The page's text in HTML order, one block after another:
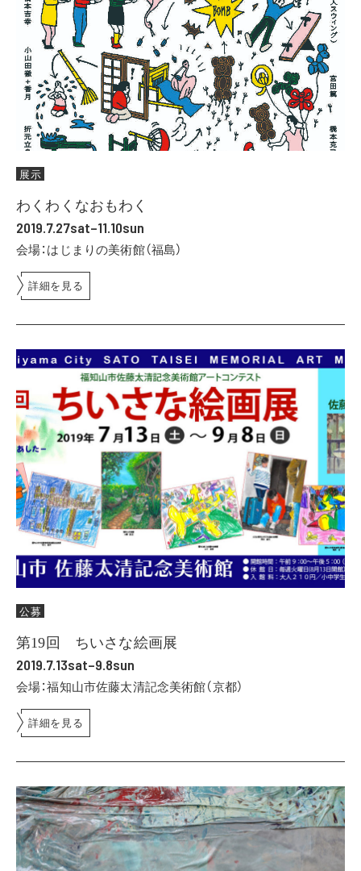
展示
わくわくなおもわく
2019.7.27sat–11.10sun
会場：はじまりの美術館（福島）
詳細を見る
公募
第19回 ちいさな絵画展
2019.7.13sat–9.8sun
会場：福知山市佐藤太清記念美術館（京都）
詳細を見る